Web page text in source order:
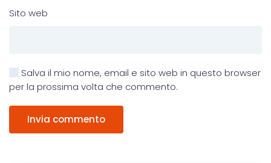
Sito web
Salva il mio nome, email e sito web in questo browser
per la prossima volta che commento.
Invia commento